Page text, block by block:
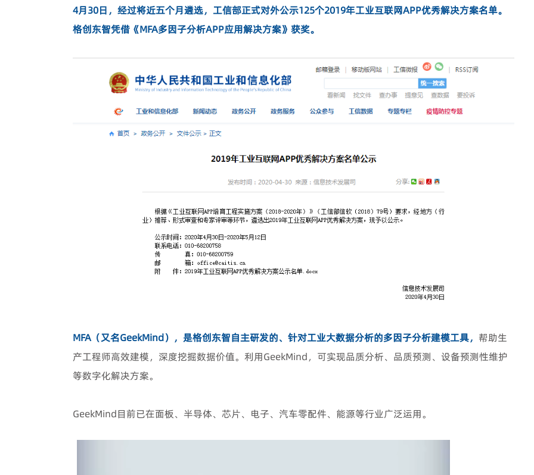
4月30日，经过将近五个月遴选，工信部正式对外公示125个2019年工业互联网APP优秀解决方案名单。
格创东智凭借《MFA多因子分析APP应用解决方案》获奖。
MFA（又名GeekMind），是格创东智自主研发的、针对工业大数据分析的多因子分析建模工具， 帮助生
产工程师高效建模，深度挖掘数据价值。利用GeekMind，可实现品质分析、品质预测、设备预测性维护
等数字化解决方案。
GeekMind目前已在面板、半导体、芯片、电子、汽车零配件、能源等行业广泛运用。